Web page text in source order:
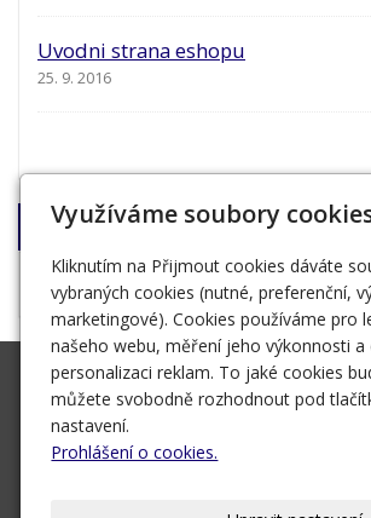
Uvodni strana eshopu
25. 9. 2016
Napište nám!
Nakladatel Jan Otto
OTTOVO NAKLADATELSTVÍ
Křišťanova 675/3
130 00 Praha
Využíváme soubory
Kliknutím na Přijmout cookies dáváte
vybraných cookies (nutné, preferenční,
marketingové). Cookies používáme pro
našeho webu, měření jeho výkonnosti a
personalizaci reklam. To jaké cookies
můžete svobodně rozhodnout pod
nastavení.
Prohlášení o cookies.